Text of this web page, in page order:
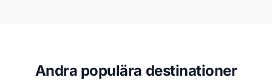
Andra populära destinationer